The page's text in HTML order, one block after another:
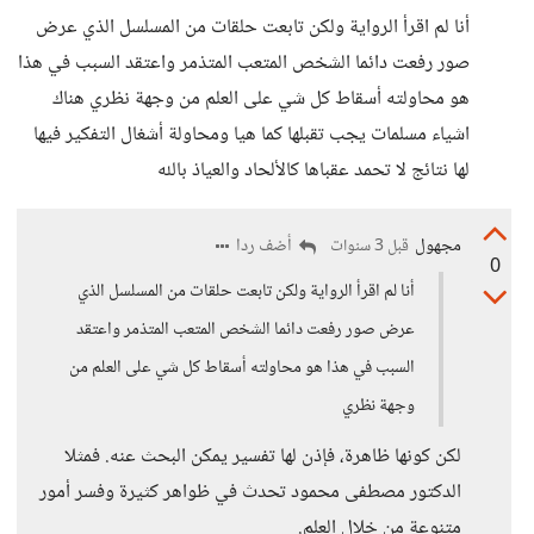
أنا لم اقرأ الرواية ولكن تابعت حلقات من المسلسل الذي عرض
صور رفعت دائما الشخص المتعب المتذمر واعتقد السبب في هذا
هو محاولته أسقاط كل شي على العلم من وجهة نظري هناك
اشياء مسلمات يجب تقبلها كما هيا ومحاولة أشغال التفكير فيها
لها نتائج لا تحمد عقباها كالألحاد والعياذ بالله
0
مجهول قبل 3 سنوات
أضف ردا
أنا لم اقرأ الرواية ولكن تابعت حلقات من المسلسل الذي
عرض صور رفعت دائما الشخص المتعب المتذمر واعتقد
السبب في هذا هو محاولته أسقاط كل شي على العلم من
وجهة نظري
لكن كونها ظاهرة، فإذن لها تفسير يمكن البحث عنه. فمثلا
الدكتور مصطفى محمود تحدث في ظواهر كثيرة وفسر أمور